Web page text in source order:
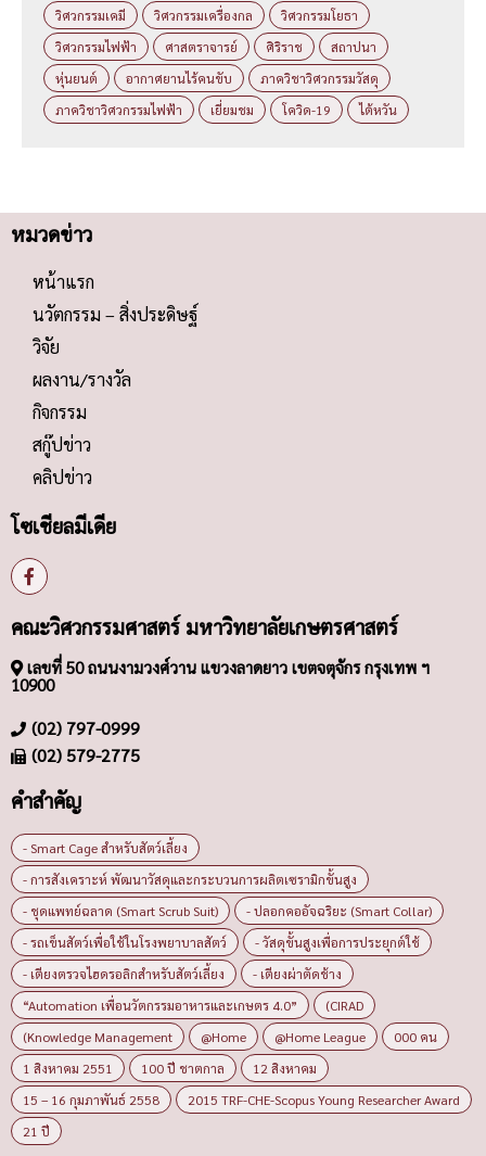
วิศวกรรมเคมี
วิศวกรรมเครื่องกล
วิศวกรรมโยธา
วิศวกรรมไฟฟ้า
ศาสตราจารย์ ศิริราช
สถาปนา
หุ่นยนต์
อากาศยานไร้คนขับ
ภาควิชาวิศวกรรมวัสดุ
ภาควิชาวิศวกรรมไฟฟ้า
เยี่ยมชม โควิด-19 ไต้หวัน
หมวดข่าว
หน้าแรก
นวัตกรรม – สิ่งประดิษฐ์
วิจัย
ผลงาน/รางวัล
กิจกรรม
สกู๊ปข่าว
คลิปข่าว
โซเชียลมีเดีย
คณะวิศวกรรมศาสตร์ มหาวิทยาลัยเกษตรศาสตร์
เลขที่ 50 ถนนงามวงศ์วาน แขวงลาดยาว เขตจตุจักร กรุงเทพ ฯ
10900
(02) 797-0999
(02) 579-2775
คำสำคัญ
- Smart Cage สำหรับสัตว์เลี้ยง
- การสังเคราะห์ พัฒนาวัสดุและกระบวนการผลิตเซรามิกขั้นสูง
- ชุดแพทย์ฉลาด (Smart Scrub Suit)
- ปลอกคออัจฉริยะ (Smart Collar)
- รถเข็นสัตว์เพื่อใช้ในโรงพยาบาลสัตว์
- วัสดุขั้นสูงเพื่อการประยุกต์ใช้
- เตียงตรวจไฮดรอลิกสำหรับสัตว์เลี้ยง
- เตียงผ่าตัดช้าง
“Automation เพื่อนวัตกรรมอาหารและเกษตร 4.0”
(CIRAD
(Knowledge Management
@Home @Home League
000 คน
1 สิงหาคม 2551
100 ปี ชาตกาล
12 สิงหาคม
15 – 16 กุมภาพันธ์ 2558
2015 TRF-CHE-Scopus Young Researcher Award
21 ปี